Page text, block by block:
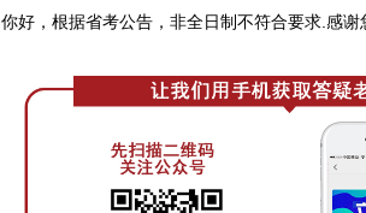
你好，根据省考公告，非全日制不符合要求.感谢